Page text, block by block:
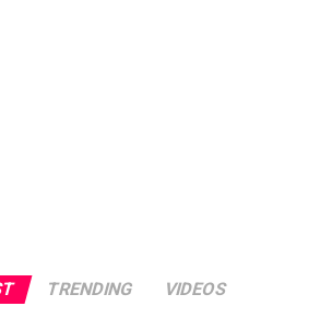
TRENDING VIDEOS